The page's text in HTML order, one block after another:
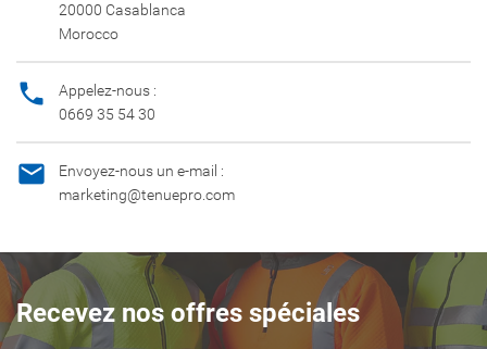
20000 Casablanca
Morocco

Appelez-nous :
0669 35 54 30

Envoyez-nous un e-mail :
marketing@tenuepro.com
Recevez nos offres spéciales